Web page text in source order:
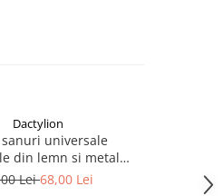
Dactylion
sanuri universale
din lemn si metal
largit si alungit
Lei68,00 Lei
model